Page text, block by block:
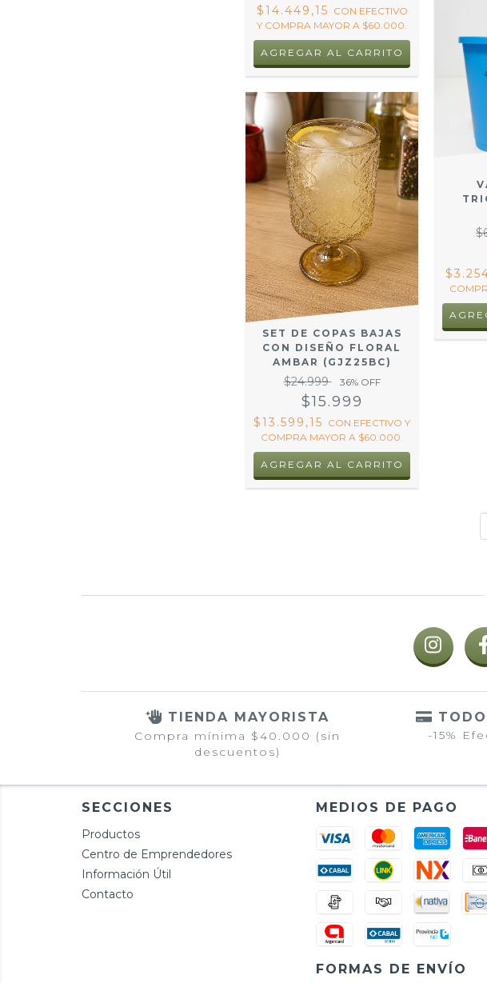
$14.449,15 CON EFECTIVO
Y COMPRA MAYOR A $60.000.
SET DE COPAS BAJAS
CON DISEÑO FLORAL
AMBAR (GJZ25BC)
$24.999 36% OFF
$15.999
$13.599,15 CON EFECTIVO Y
COMPRA MAYOR A $60.000.
TIENDA MAYORISTA
Compra mínima $40.000 (sin
descuentos)
-15%
SECCIONES
Productos
Centro de Emprendedores
Información Útil
Contacto
MEDIOS DE PAGO
FORMAS DE ENVÍO